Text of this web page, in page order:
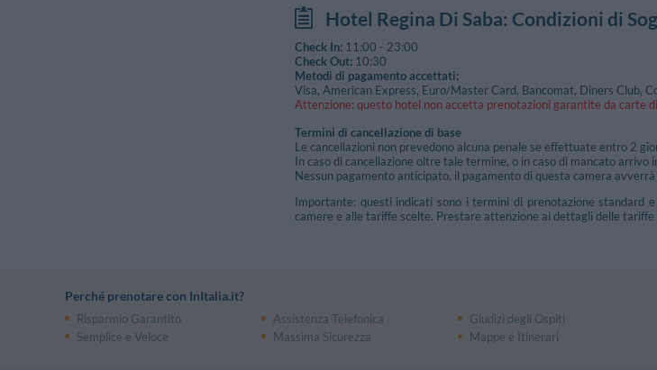
Hotel Regina Di Saba: Condizioni di
Check In: 11:00 - 23:00
Check Out: 10:30
Metodi di pagamento accettati:
Visa, American Express, Euro/Master Card, Bancomat, Diners Club,
Attenzione: questo hotel non accetta prenotazioni garantite da carte
Termini di cancellazione di base
Le cancellazioni non prevedono alcuna penale se effettuate entro 2
In caso di cancellazione oltre tale termine, o in caso di mancato
Nessun pagamento anticipato, il pagamento di questa camera
Importante: questi indicati sono i termini di prenotazione standard
camere e alle tariffe scelte. Prestare attenzione ai dettagli delle tariffe
Perché prenotare con InItalia.it?
Risparmio Garantito Assistenza Telefonica
Giudizi degli Ospiti
Semplice e Veloce
Massima Sicurezza Mappe e Itinerari